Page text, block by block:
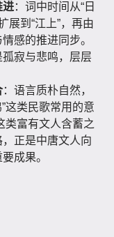
进：词中时间从“日
展到“江上”，再由
感的推进同步。
寂与悲鸣，层层
：语言质朴自然，
这类民歌常用的意
类富有文人含蓄之
正是中唐文人向
成果。